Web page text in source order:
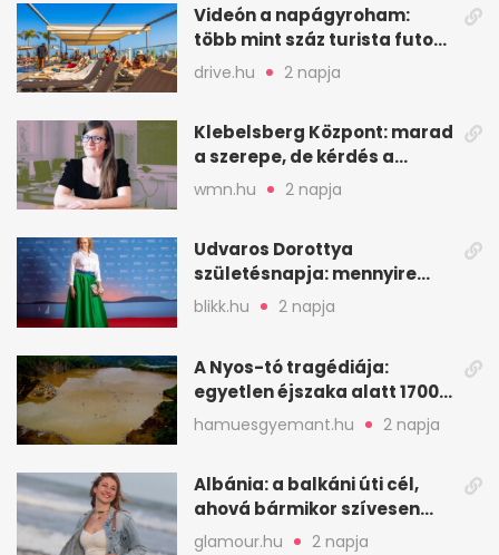
Videón a napágyroham:
több mint száz turista futott
a helyekért Tenerifén
drive.hu 2 napja
Klebelsberg Központ: marad
a szerepe, de kérdés a
hitelessége
wmn.hu 2 napja
Udvaros Dorottya
születésnapja: mennyire
ismered a filmszerepeit?
blikk.hu 2 napja
A Nyos-tó tragédiája:
egyetlen éjszaka alatt 1700
ember halt meg
hamuesgyemant.hu 2 napja
Albánia: a balkáni úti cél,
ahová bármikor szívesen
visszamennék
glamour.hu 2 napja